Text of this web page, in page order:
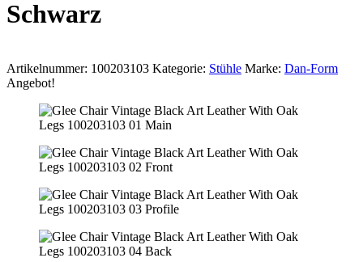
Schwarz
Artikelnummer: 100203103 Kategorie: Stühle Marke: Dan-Form
Angebot!